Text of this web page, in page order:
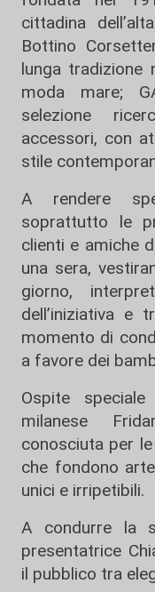
cittadina
Bottino
lunga tradizione
moda mare;
selezione
accessori, con
stile
A rendere
soprattutto le
clienti e amiche
una sera,
giorno,
dell’iniziativa e
momento di
a favore dei
Ospite
milanese
conosciuta per
che fondono
unici e irripetibili.
A condurre la
presentatrice
il pubblico tra